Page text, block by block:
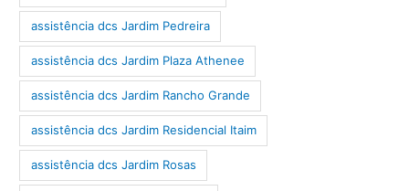
assistência dcs Jardim Pedreira
assistência dcs Jardim Plaza Athenee
assistência dcs Jardim Rancho Grande
assistência dcs Jardim Residencial Itaim
assistência dcs Jardim Rosas